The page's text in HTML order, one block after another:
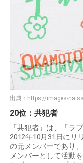
出典： https://images-
20位：共犯者
「共犯者」は、「ラ
2012年10月31日にリ
の元メンバーであり
メンバーとして活動